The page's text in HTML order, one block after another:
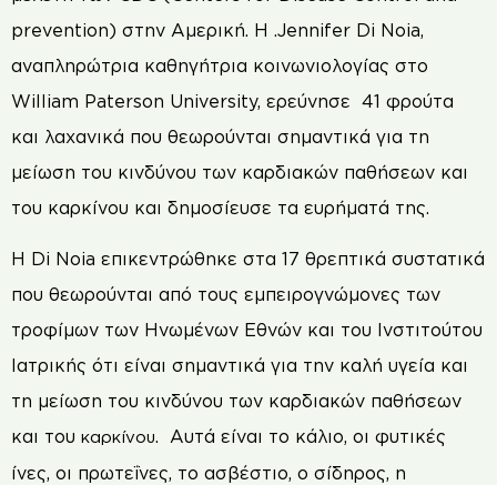
prevention) στην Αμερική. Η .Jennifer Di Noia,
αναπληρώτρια καθηγήτρια κοινωνιολογίας στο
William Paterson University, ερεύνησε 41 φρούτα
και λαχανικά που θεωρούνται σημαντικά για τη
μείωση του κινδύνου των καρδιακών παθήσεων και
του καρκίνου και δημοσίευσε τα ευρήματά της.
Η Di Noia επικεντρώθηκε στα 17 θρεπτικά συστατικά
που θεωρούνται από τους εμπειρογνώμονες των
τροφίμων των Ηνωμένων Εθνών και του Ινστιτούτου
Ιατρικής ότι είναι σημαντικά για την καλή υγεία και
τη μείωση του κινδύνου των καρδιακών παθήσεων
και του καρκίνου. Αυτά είναι το κάλιο, οι φυτικές
ίνες, οι πρωτεΐνες, το ασβέστιο, ο σίδηρος, η